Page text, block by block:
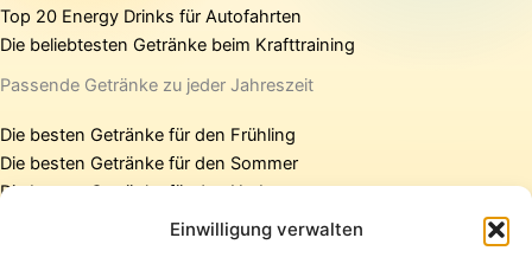
Einwilligung verwalten
Top 20 Energy Drinks für Autofahrten
Die beliebtesten Getränke beim Krafttraining
Passende Getränke zu jeder Jahreszeit
Die besten Getränke für den Frühling
Die besten Getränke für den Sommer
Die besten Getränke für den Herbst
Die besten Getränke für den Winter